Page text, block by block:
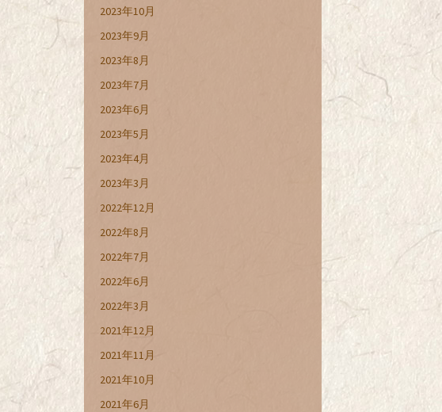
2023年10月
2023年9月
2023年8月
2023年7月
2023年6月
2023年5月
2023年4月
2023年3月
2022年12月
2022年8月
2022年7月
2022年6月
2022年3月
2021年12月
2021年11月
2021年10月
2021年6月